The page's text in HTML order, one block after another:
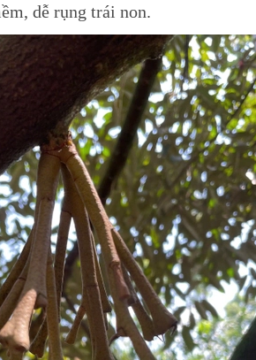
dễ rụng trái non.